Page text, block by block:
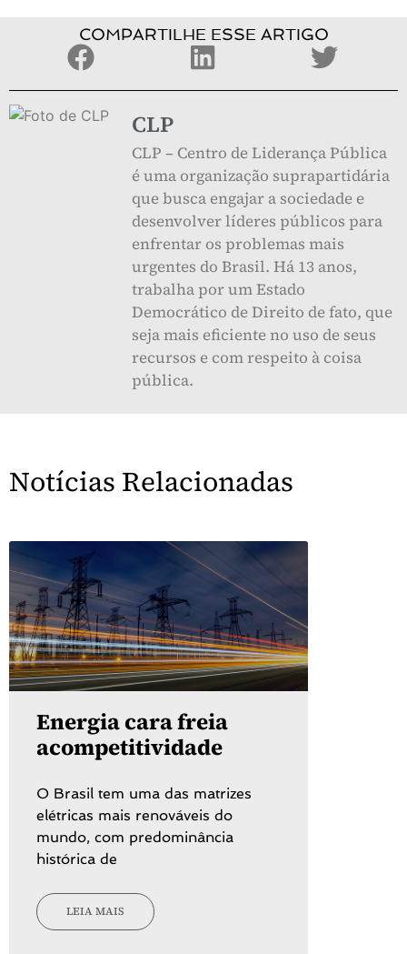
COMPARTILHE ESSE ARTIGO
CLP
CLP – Centro de Liderança Pública
é uma organização suprapartidária
que busca engajar a sociedade e
desenvolver líderes públicos para
enfrentar os problemas mais
urgentes do Brasil. Há 13 anos,
trabalha por um Estado
Democrático de Direito de fato, que
seja mais eficiente no uso de seus
recursos e com respeito à coisa
pública.
Notícias Relacionadas
Energia cara freia
acompetitividade
O Brasil tem uma das matrizes
elétricas mais renováveis do
mundo, com predominância
histórica de
LEIA MAIS